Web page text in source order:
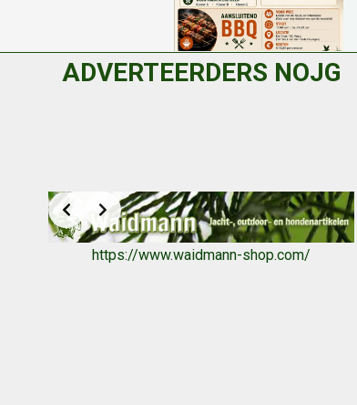
ADVERTEERDERS NOJG
https://www.waidmann-shop.com/